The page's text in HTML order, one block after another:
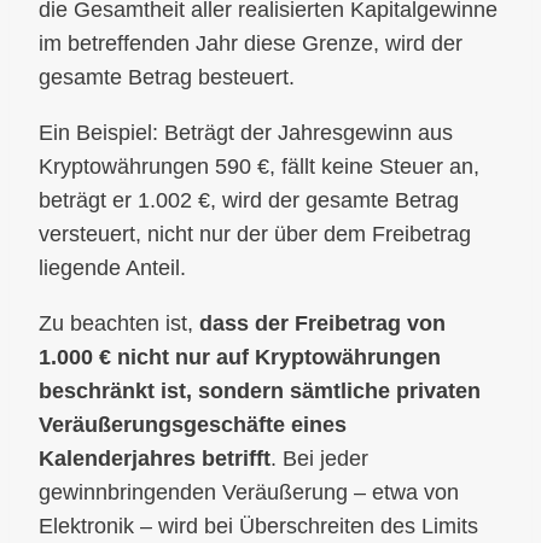
die Gesamtheit aller realisierten Kapitalgewinne
im betreffenden Jahr diese Grenze, wird der
gesamte Betrag besteuert.
Ein Beispiel: Beträgt der Jahresgewinn aus
Kryptowährungen 590 €, fällt keine Steuer an,
beträgt er 1.002 €, wird der gesamte Betrag
versteuert, nicht nur der über dem Freibetrag
liegende Anteil.
Zu beachten ist, dass der Freibetrag von
1.000 € nicht nur auf Kryptowährungen
beschränkt ist, sondern sämtliche privaten
Veräußerungsgeschäfte eines
Kalenderjahres betrifft. Bei jeder
gewinnbringenden Veräußerung – etwa von
Elektronik – wird bei Überschreiten des Limits